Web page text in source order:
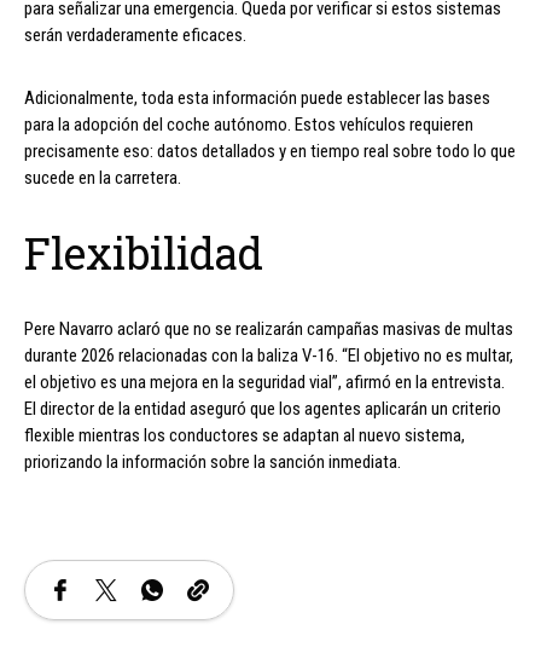
para señalizar una emergencia. Queda por verificar si estos sistemas
serán verdaderamente eficaces.
Adicionalmente, toda esta información puede establecer las bases
para la adopción del coche autónomo. Estos vehículos requieren
precisamente eso: datos detallados y en tiempo real sobre todo lo que
sucede en la carretera.
Flexibilidad
Pere Navarro aclaró que no se realizarán campañas masivas de multas
durante 2026 relacionadas con la baliza V-16. “El objetivo no es multar,
el objetivo es una mejora en la seguridad vial”, afirmó en la entrevista.
El director de la entidad aseguró que los agentes aplicarán un criterio
flexible mientras los conductores se adaptan al nuevo sistema,
priorizando la información sobre la sanción inmediata.